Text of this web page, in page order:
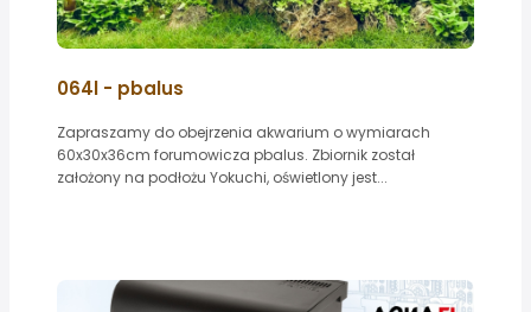
064l - pbalus
Zapraszamy do obejrzenia akwarium o wymiarach
60x30x36cm forumowicza pbalus. Zbiornik został
założony na podłożu Yokuchi, oświetlony jest...